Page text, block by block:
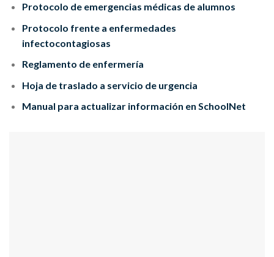
Protocolo de emergencias médicas de alumnos
Protocolo frente a enfermedades
infectocontagiosas
Reglamento de enfermería
Hoja de traslado a servicio de urgencia
Manual para actualizar información en SchoolNet